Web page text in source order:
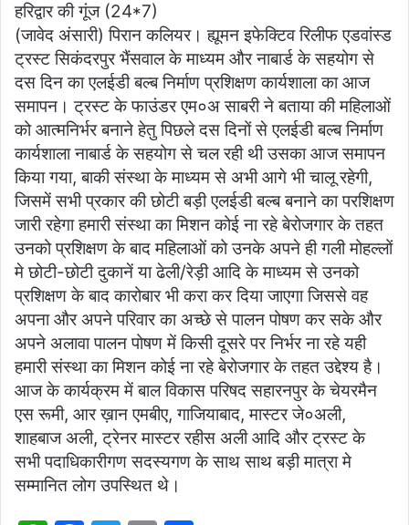
at
s
A
p
p
c
e
b
o
o
k
itt
er
ai
l
ar
e
हरिद्वार की गूंज (24*7)
(जावेद अंसारी) पिरान कलियर। ह्यूमन इफेक्टिव रिलीफ एडवांस्ड
ट्रस्ट सिकंदरपुर भैंसवाल के माध्यम और नाबार्ड के सहयोग से
दस दिन का एलईडी बल्ब निर्माण प्रशिक्षण कार्यशाला का आज
समापन। ट्रस्ट के फाउंडर एम०अ साबरी ने बताया की महिलाओं
को आत्मनिर्भर बनाने हेतु पिछले दस दिनों से एलईडी बल्ब निर्माण
कार्यशाला नाबार्ड के सहयोग से चल रही थी उसका आज समापन
किया गया, बाकी संस्था के माध्यम से अभी आगे भी चालू रहेगी,
जिसमें सभी प्रकार की छोटी बड़ी एलईडी बल्ब बनाने का परशिक्षण
जारी रहेगा हमारी संस्था का मिशन कोई ना रहे बेरोजगार के तहत
उनको प्रशिक्षण के बाद महिलाओं को उनके अपने ही गली मोहल्लों
मे छोटी-छोटी दुकानें या ढेली/रेड़ी आदि के माध्यम से उनको
प्रशिक्षण के बाद कारोबार भी करा कर दिया जाएगा जिससे वह
अपना और अपने परिवार का अच्छे से पालन पोषण कर सके और
अपने अलावा पालन पोषण में किसी दूसरे पर निर्भर ना रहे यही
हमारी संस्था का मिशन कोई ना रहे बेरोजगार के तहत उद्देश्य है।
आज के कार्यक्रम में बाल विकास परिषद सहारनपुर के चेयरमैन
एस रूमी, आर ख़ान एमबीए, गाजियाबाद, मास्टर जे०अली,
शाहबाज अली, ट्रेनर मास्टर रहीस अली आदि और ट्रस्ट के
सभी पदाधिकारीगण सदस्यगण के साथ साथ बड़ी मात्रा मे
सम्मानित लोग उपस्थित थे।